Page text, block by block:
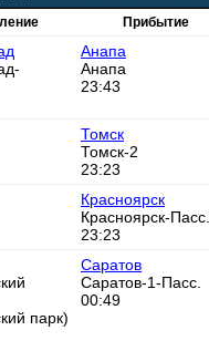
Прибытие
Анапа
Анапа
23:43
Томск
Томск-2
23:23
Красноярск
Красноярск-Пасс.
23:23
парк)
Саратов
Саратов-1-Пасс.
00:49